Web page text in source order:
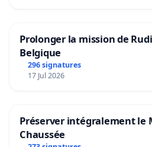
Prolonger la mission de
Belgique
296 signatures
17 Jul 2026
Préserver intégralement le
Chaussée